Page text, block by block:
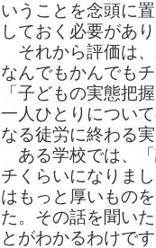
いうことを念頭に
しておく必要があ
それから評価は
なんでもかんでも
「子どもの実態把
一人ひとりについ
なる徒労に終わる
ある学校では、
チくらいになりま
はもっと厚いもの
た。その話を聞い
とがわかるわけで